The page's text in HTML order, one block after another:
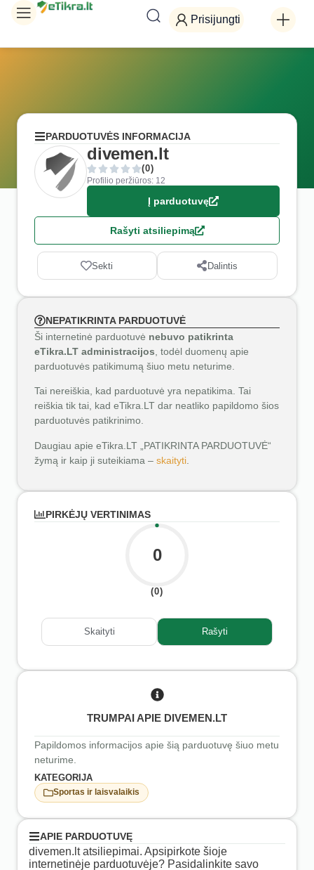
Prisijungti
PARDUOTUVĖS INFORMACIJA
divemen.lt
(0)
Profilio peržiūros: 12
Į parduotuvę
Rašyti atsiliepimą
Sekti Dalintis
NEPATIKRINTA PARDUOTUVĖ
Ši internetinė parduotuvė nebuvo patikrinta
eTikra.LT administracijos , todėl duomenų apie
parduotuvės patikimumą šiuo metu neturime.
Tai nereiškia, kad parduotuvė yra nepatikima. Tai
reiškia tik tai, kad eTikra.LT dar neatliko papildomo šios
parduotuvės patikrinimo.
Daugiau apie eTikra.LT „PATIKRINTA PARDUOTUVĖ“
žymą ir kaip ji suteikiama – skaityti
PIRKĖJŲ VERTINIMAS
0
(0)
Skaityti Rašyti
TRUMPAI APIE DIVEMEN.LT
Papildomos informacijos apie šią parduotuvę šiuo metu
neturime.
KATEGORIJA
Sportas ir laisvalaikis
APIE PARDUOTUVĘ
divemen.lt atsiliepimai. Apsipirkote šioje
internetinėje parduotuvėje? Pasidalinkite savo